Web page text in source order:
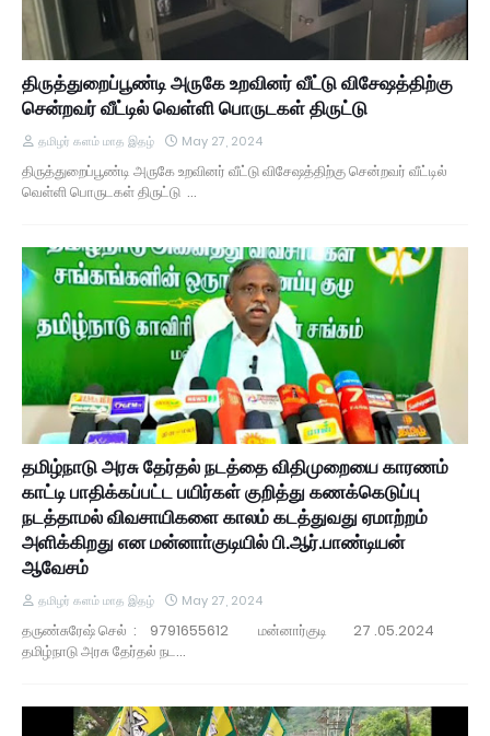
திருத்துறைப்பூண்டி அருகே உறவினர் வீட்டு விசேஷத்திற்கு
சென்றவர் வீட்டில் வெள்ளி பொருடகள் திருட்டு
தமிழர் களம் மாத இதழ் May 27, 2024
திருத்துறைப்பூண்டி அருகே உறவினர் வீட்டு விசேஷத்திற்கு சென்றவர் வீட்டில்
வெள்ளி பொருடகள் திருட்டு …
தமிழ்நாடு அரசு தேர்தல் நடத்தை விதிமுறையை காரணம்
காட்டி பாதிக்கப்பட்ட பயிர்கள் குறித்து கணக்கெடுப்பு
நடத்தாமல் விவசாயிகளை காலம் கடத்துவது ஏமாற்றம்
அளிக்கிறது என மன்னாா்குடியில் பி.ஆர்.பாண்டியன்
ஆவேசம்
தமிழர் களம் மாத இதழ் May 27, 2024
தருண்சுரேஷ் செல் : 9791655612 மன்னார்குடி 27 .05.2024
தமிழ்நாடு அரசு தேர்தல் நட…